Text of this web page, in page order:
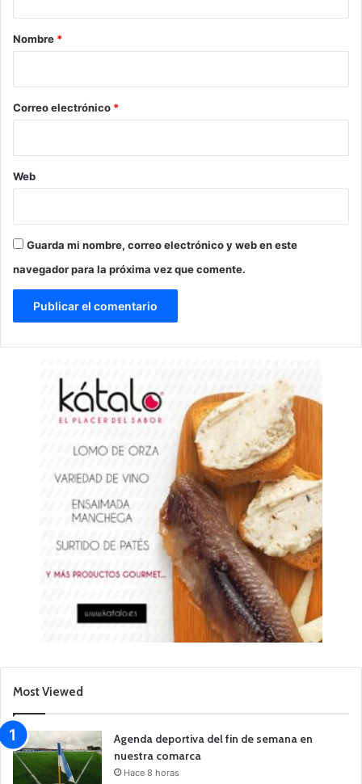
r
*
Nombre *
Correo electrónico *
Web
Guarda mi nombre, correo electrónico y web en este
navegador para la próxima vez que comente.
Most Viewed
Agenda deportiva del fin de semana en
nuestra comarca
Hace 8 horas